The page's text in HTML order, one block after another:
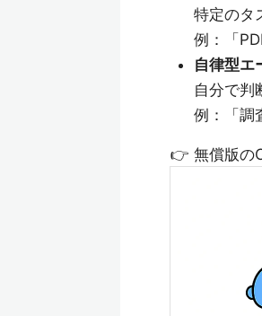
特定のタ
例：「
自律型エ
自分で判
例：「
👉 無償版の